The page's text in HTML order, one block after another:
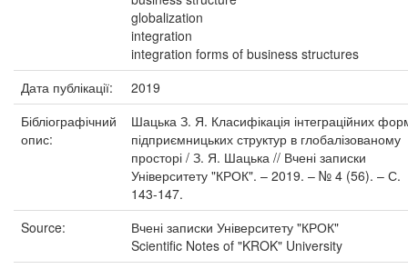
globalization
integration
integration forms of business structures
Дата публікації:
2019
Бібліографічний
опис:
Шацька З. Я. Класифікація інтеграційних
підприємницьких структур в глобалізованому
просторі / З. Я. Шацька // Вчені записки
Університету "КРОК". – 2019. – № 4 (56). – С.
143-147.
Source:
Вчені записки Університету "КРОК"
Scientific Notes of "KROK" University